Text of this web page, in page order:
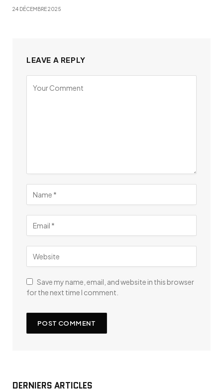
24 DÉCEMBRE 2025
LEAVE A REPLY
Save my name, email, and website in this browser
for the next time I comment.
DERNIERS ARTICLES